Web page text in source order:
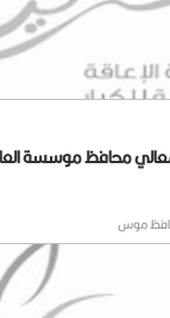
محافظ موسسة
موس